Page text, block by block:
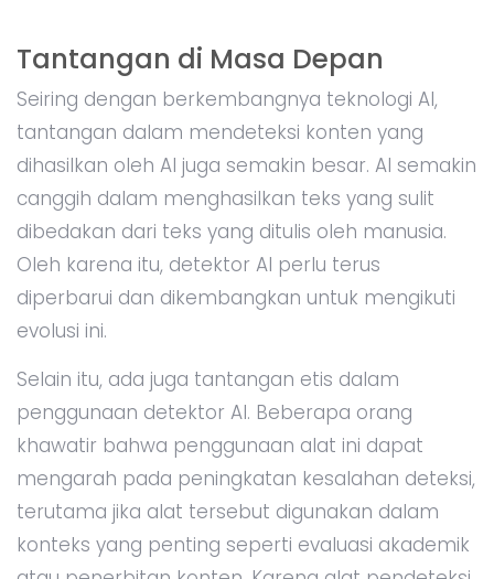
Tantangan di Masa Depan
Seiring dengan berkembangnya teknologi AI,
tantangan dalam mendeteksi konten yang
dihasilkan oleh AI juga semakin besar. AI semakin
canggih dalam menghasilkan teks yang sulit
dibedakan dari teks yang ditulis oleh manusia.
Oleh karena itu, detektor AI perlu terus
diperbarui dan dikembangkan untuk mengikuti
evolusi ini.
Selain itu, ada juga tantangan etis dalam
penggunaan detektor AI. Beberapa orang
khawatir bahwa penggunaan alat ini dapat
mengarah pada peningkatan kesalahan deteksi,
terutama jika alat tersebut digunakan dalam
konteks yang penting seperti evaluasi akademik